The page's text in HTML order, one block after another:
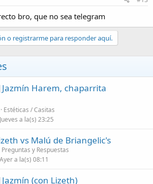
bro, que no sea telegram
o registrarme para responder aquí.
Jazmín Harem, chaparrita
Estéticas / Casitas
Jueves a la(s) 23:25
vs Malú de Briangelic's
Preguntas y Respuestas
Ayer a la(s) 08:11
Jazmín (con Lizeth)